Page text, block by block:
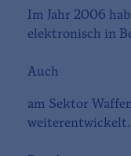
Im Jahr 2006
elektronisch in
Auch
am Sektor
weiterentwickelt.